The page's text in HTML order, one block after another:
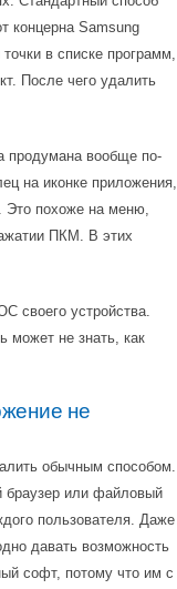
концерна Samsung
в списке программ,
После чего удалить
продумана вообще по-
на иконке приложения,
Это похоже на меню,
ПКМ. В этих
своего устройства.
может не знать, как
не
обычным способом.
браузер или файловый
пользователя. Даже
давать возможность
софт, потому что им с